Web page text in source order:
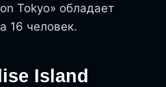
Tokyo» обладает
16 человек.
Island